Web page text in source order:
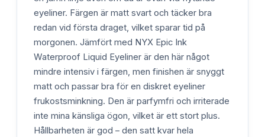
eyeliner. Färgen är matt svart och täcker bra
redan vid första draget, vilket sparar tid på
morgonen. Jämfört med NYX Epic Ink
Waterproof Liquid Eyeliner är den här något
mindre intensiv i färgen, men finishen är snyggt
matt och passar bra för en diskret eyeliner
frukostsminkning. Den är parfymfri och irriterade
inte mina känsliga ögon, vilket är ett stort plus.
Hållbarheten är god – den satt kvar hela